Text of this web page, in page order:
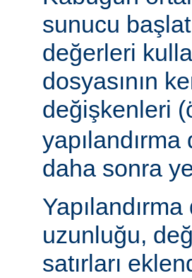
sunucu
değerleri
dosyasının
değişkenleri
daha sonra
uzunluğu,
satırları